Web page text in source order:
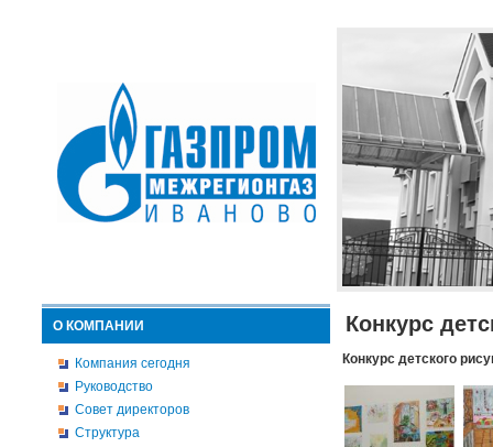
О КОМПАНИИ
Компания сегодня
Руководство
Совет директоров
Структура
Конкурс
Конкурс детского